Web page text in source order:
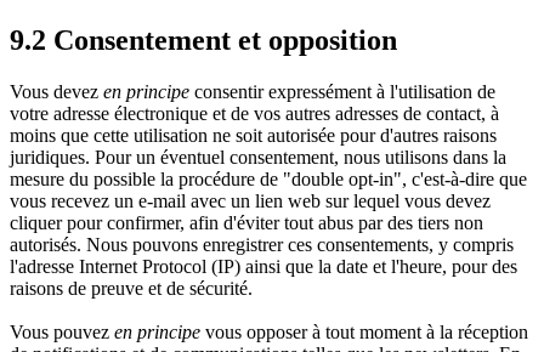
9.2 Consentement et opposition
Vous devez en principe consentir expressément à l'utilisation de
votre adresse électronique et de vos autres adresses de contact, à
moins que cette utilisation ne soit autorisée pour d'autres raisons
juridiques. Pour un éventuel consentement, nous utilisons dans la
mesure du possible la procédure de "double opt-in", c'est-à-dire que
vous recevez un e-mail avec un lien web sur lequel vous devez
cliquer pour confirmer, afin d'éviter tout abus par des tiers non
autorisés. Nous pouvons enregistrer ces consentements, y compris
l'adresse Internet Protocol (IP) ainsi que la date et l'heure, pour des
raisons de preuve et de sécurité.
Vous pouvez en principe vous opposer à tout moment à la réception